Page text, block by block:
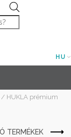
HU
/ HUKLA prémium